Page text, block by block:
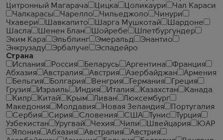
Цитронный Магарача
Цицка Цоликаури
Чал Караси
Чалкарасы
Чарелло Чильеджоло
Чинури
Чхавери
Шавкапито Шарга Мушкотай
Шардоне
Шасла
Шенен Блан Шойребе
Шпетбургундер
Эким Кара
Эльблинг Эмеральд
Энантио
Энкрузаду
Эрбалуче
Эспадейро
Страна
Испания
Россия Беларусь Аргентина
Франция
Абхазия
Австралия Австрия Азербайджан
Армения
Бельгия
Болгария Венгрия Германия
Греция
Грузия
Израиль Индия Италия Казахстан
Канада
Кипр
Китай Крым Ливан
Люксембург
Македония
Молдавия Новая Зеландия
Португалия
Сербия
Сирия Словения США Тунис
Турция
Узбекистан
Уругвай Чехия Чили Швейцария
ЮАР
Япония
Абхазия Австралия
Австрия